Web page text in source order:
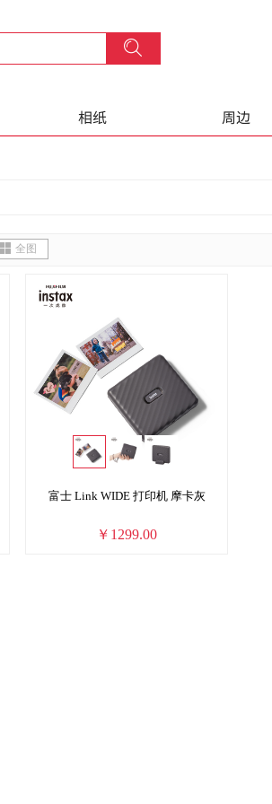
相纸 周边
全图
富士 Link WIDE 打印机 摩卡灰
￥1299.00
按钮文本
搜索